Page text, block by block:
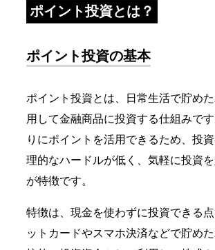
ポイント投資とは？
ポイント投資の基本
ポイント投資とは、日常生活で貯め
用して金融商品に投資する仕組みで
りにポイントを活用できるため、投
理的なハードルが低く、気軽に投資
が特徴です。
特徴は、現金を使わずに投資できる
ットカードやスマホ決済などで貯め